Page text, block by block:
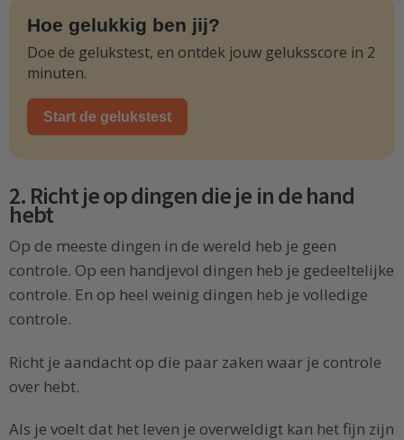
Hoe gelukkig ben jij?
Doe de gelukstest, en ontdek jouw geluksscore in 2
minuten.
Start de gelukstest
2. Richt je op dingen die je in de hand
hebt
Op de meeste dingen in de wereld heb je geen
controle. Op een handjevol dingen heb je gedeeltelijke
controle. En op heel weinig dingen heb je volledige
controle.
Richt je aandacht op die paar zaken waar je controle
over hebt.
Als je voelt dat het leven je overweldigt kan het fijn zijn